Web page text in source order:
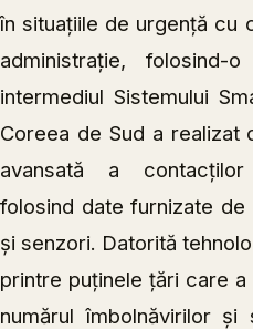
în situațiile de urgență cu
administrație,
intermediul Sistemului
Coreea de Sud a realizat
avansată a
folosind date furnizate
și senzori. Datorită
printre puținele țări care
numărul îmbolnăvirilor